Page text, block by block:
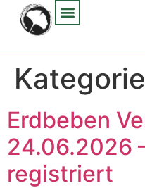
springen
Erdbeben
24.06.2026
registriert